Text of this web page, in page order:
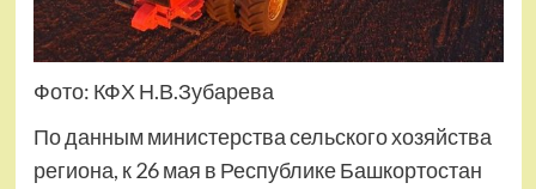
Фото: КФХ Н.В.Зубарева
По данным министерства сельского хозяйства
региона, к 26 мая в Республике Башкортостан